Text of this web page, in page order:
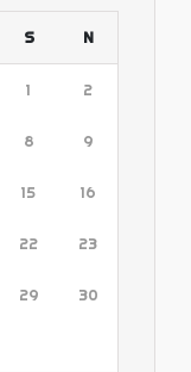
S N
1 2
8 9
15 16
22 23
29 30